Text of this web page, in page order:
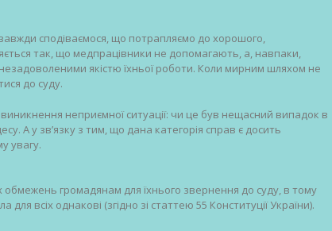
сподіваємося, що потрапляємо до хорошого,
так, що медпрацівники не допомагають, а, навпаки,
якістю їхньої роботи. Коли мирним шляхом не
до суду.
неприємної ситуації: чи це був нещасний випадок в
А у зв’язку з тим, що дана категорія справ є досить
увагу.
громадянам для їхнього звернення до суду, в тому
всіх однакові (згідно зі статтею 55 Конституції України).